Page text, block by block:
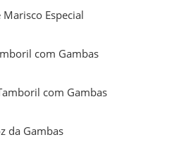
Especial
com Gambas
com Gambas
da Gambas